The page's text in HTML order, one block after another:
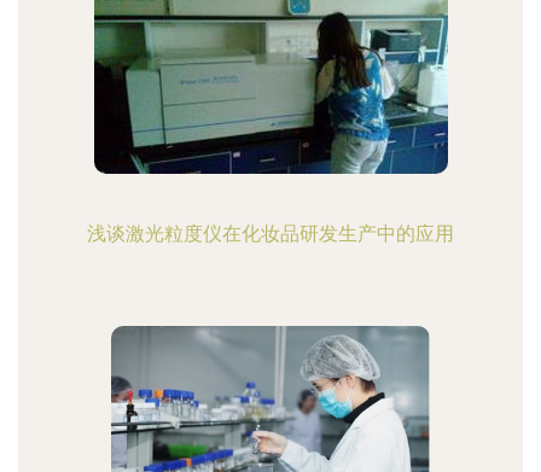
浅谈激光粒度仪在化妆品研发生产中的应用